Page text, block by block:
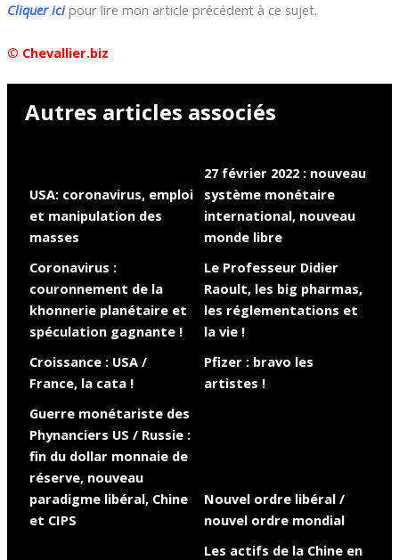
Cliquer ici pour lire mon article précédent à ce sujet.
© Chevallier.biz
Autres articles associés
USA: coronavirus, emploi
et manipulation des
masses
27 février 2022 : nouveau
système monétaire
international, nouveau
monde libre
Coronavirus :
couronnement de la
khonnerie planétaire et
spéculation gagnante !
Le Professeur Didier
Raoult, les big pharmas,
les réglementations et
la vie !
Croissance : USA /
France, la cata !
Pfizer : bravo les
artistes !
Guerre monétariste des
Phynanciers US / Russie :
fin du dollar monnaie de
réserve, nouveau
paradigme libéral, Chine
et CIPS
Nouvel ordre libéral /
nouvel ordre mondial
Les actifs de la Chine en